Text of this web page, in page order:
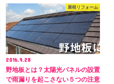
屋根リフォーム
2016.9.28
野地板とは？太陽光パネルの設置
で雨漏りを起こさない５つの注意